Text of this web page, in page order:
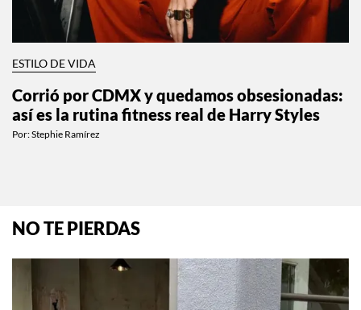
ESTILO DE VIDA
Corrió por CDMX y quedamos obsesionadas:
así es la rutina fitness real de Harry Styles
Por:Stephie Ramírez
NO TE PIERDAS